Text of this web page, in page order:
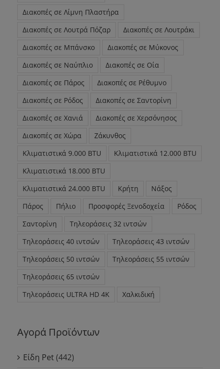
Διακοπές σε Λίμνη Πλαστήρα
Διακοπές σε Λουτρά Πόζαρ
Διακοπές σε Λουτράκι
Διακοπές σε Μπάνσκο
Διακοπές σε Μύκονος
Διακοπές σε Ναύπλιο
Διακοπές σε Οία
Διακοπές σε Πάρος
Διακοπές σε Ρέθυμνο
Διακοπές σε Ρόδος
Διακοπές σε Σαντορίνη
Διακοπές σε Χανιά
Διακοπές σε Χερσόνησος
Διακοπές σε Χώρα
Ζάκυνθος
Κλιματιστικά 9.000 BTU
Κλιματιστικά 12.000 BTU
Κλιματιστικά 18.000 BTU
Κλιματιστικά 24.000 BTU
Κρήτη
Νάξος
Πάρος
Πήλιο Προσφορές Ξενοδοχεία
Ρόδος
Σαντορίνη
Τηλεοράσεις 32 ιντσών
Τηλεοράσεις 40 ιντσών
Τηλεοράσεις 43 ιντσών
Τηλεοράσεις 50 ιντσών
Τηλεοράσεις 55 ιντσών
Τηλεοράσεις 65 ιντσών
Τηλεοράσεις ULTRA HD 4K
Χαλκιδική
Αγορά Προϊόντων
Είδη Pet(442)